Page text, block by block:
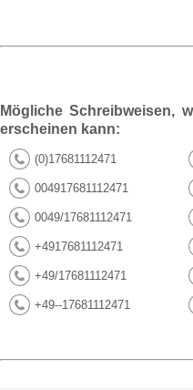
Mögliche Schreibweisen,
erscheinen kann:
(0)17681112471
004917681112471
0049/17681112471
+4917681112471
+49/17681112471
+49--17681112471